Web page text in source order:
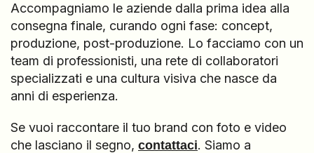
Accompagniamo le aziende dalla prima idea alla
consegna finale, curando ogni fase: concept,
produzione, post-produzione. Lo facciamo con un
team di professionisti, una rete di collaboratori
specializzati e una cultura visiva che nasce da
anni di esperienza.
Se vuoi raccontare il tuo brand con foto e video
che lasciano il segno, contattaci. Siamo a